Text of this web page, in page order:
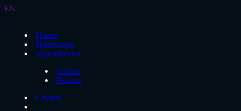
EN
Новое
Инвентарь
Задизайнено
Сайты
Реилго
Студия